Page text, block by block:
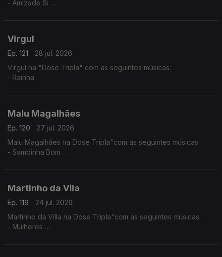
- Amizade Si
Virgul
Ep. 121
28 jul. 2026
Virgul na "Dose Tripla" com as seguintes músicas:
- Rainha
Malu Magalhães
Ep. 120
27 jul. 2026
Malu Magalhães na Dose Tripla"com as seguintes músicas:
- Sambinha Bom
Martinho da Vila
Ep. 119
24 jul. 2026
Martinho da Villa na Dose Tripla"com as seguintes músicas:
- Mulheres